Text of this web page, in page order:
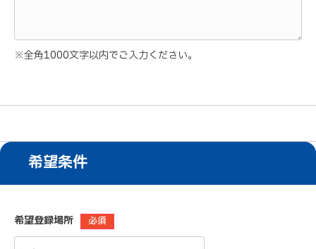
※全角1000文字以内でご入力ください。
希望条件
希望登録場所 必須